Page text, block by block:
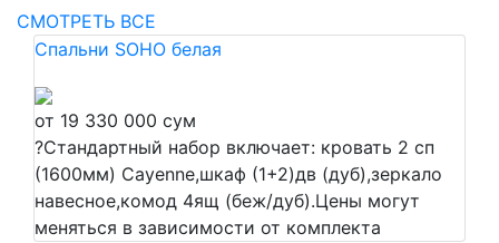
СМОТРЕТЬ ВСЕ
Спальни SOHO белая
от 19 330 000 сум
?Стандартный набор включает: кровать 2 сп
(1600мм) Cayenne,шкаф (1+2)дв (дуб),зеркало
навесное,комод 4ящ (беж/дуб).Цены могут
меняться в зависимости от комплекта